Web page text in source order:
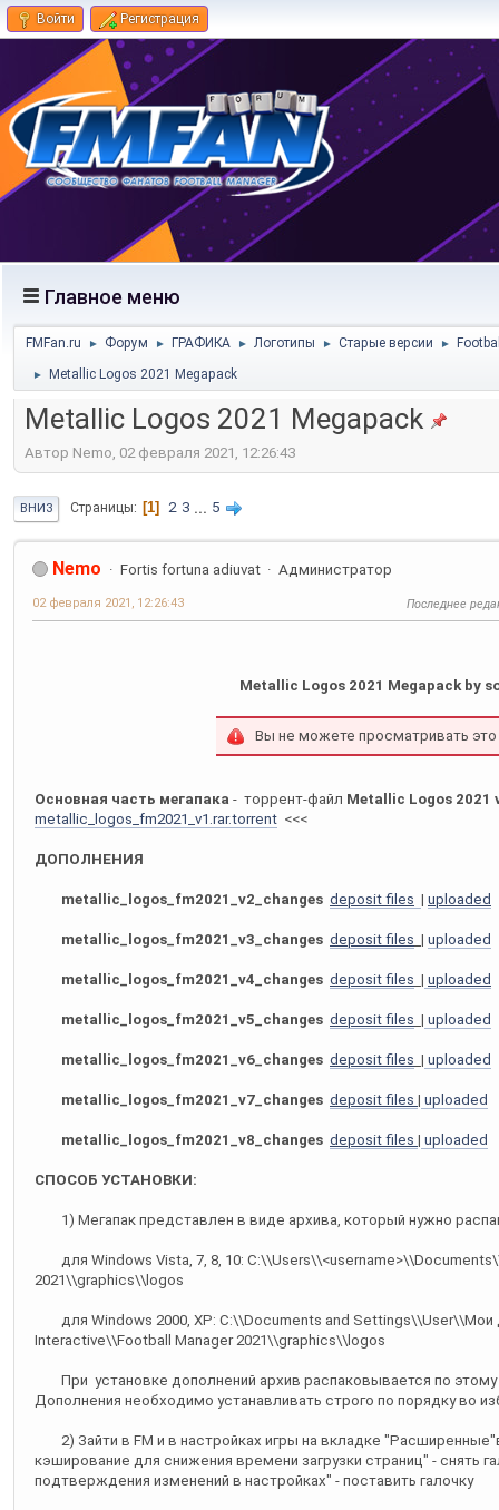
Войти Регистрация
Главное меню
FMFan.ru ► Форум ► ГРАФИКА ► Логотипы ► Старые версии ►
► Metallic Logos 2021 Megapack
Metallic Logos 2021 Megapack
Автор Nemo, 02 февраля 2021, 12:26:43
ВНИЗ Страницы 1 2 3 ... 5
Nemo Fortis fortuna adiuvat Администратор
02 февраля 2021, 12:26:43 Последнее
Metallic Logos 2021 Megapack by
Вы не можете просматривать
Основная часть мегапака - торрент-файл Metallic Logos 2021
metallic_logos_fm2021_v1.rar.torrent <<<
ДОПОЛНЕНИЯ
metallic_logos_fm2021_v2_changes deposit files | uploaded
metallic_logos_fm2021_v3_changes deposit files | uploaded
metallic_logos_fm2021_v4_changes deposit files | uploaded
metallic_logos_fm2021_v5_changes deposit files | uploaded
metallic_logos_fm2021_v6_changes deposit files | uploaded
metallic_logos_fm2021_v7_changes deposit files | uploaded
metallic_logos_fm2021_v8_changes deposit files | uploaded
СПОСОБ УСТАНОВКИ:
1) Мегапак представлен в виде архива, который нужно
для Windows Vista, 7, 8, 10:
2021\\graphics\\logos
для Windows 2000, XP: C:\\Documents and
Interactive\\Football Manager 2021\\graphics\\logos
При установке дополнений архив распаковывается по
Дополнения необходимо устанавливать строго по порядку во
2) Зайти в FM и в настройках игры на вкладке
кэширование для снижения времени загрузки страниц" - снять
подтверждения изменений в настройках" - поставить галочку